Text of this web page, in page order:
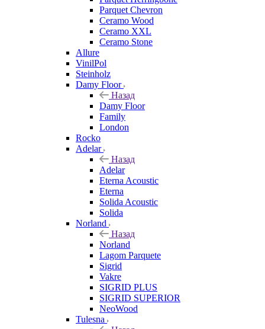
Parquet Chevron
Ceramo Wood
Ceramo XXL
Ceramo Stone
Allure
VinilPol
Steinholz
Damy Floor
Назад
Damy Floor
Family
London
Rocko
Adelar
Назад
Adelar
Eterna Acoustic
Eterna
Solida Acoustic
Solida
Norland
Назад
Norland
Lagom Parquete
Sigrid
Vakre
SIGRID PLUS
SIGRID SUPERIOR
NeoWood
Tulesna